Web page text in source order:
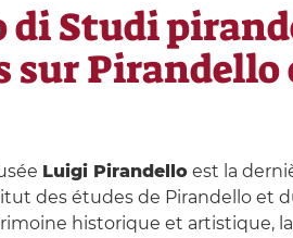
Studi
Pirandello
Luigi Pirandelloest la
des études de Pirandello et
historique et artistique,